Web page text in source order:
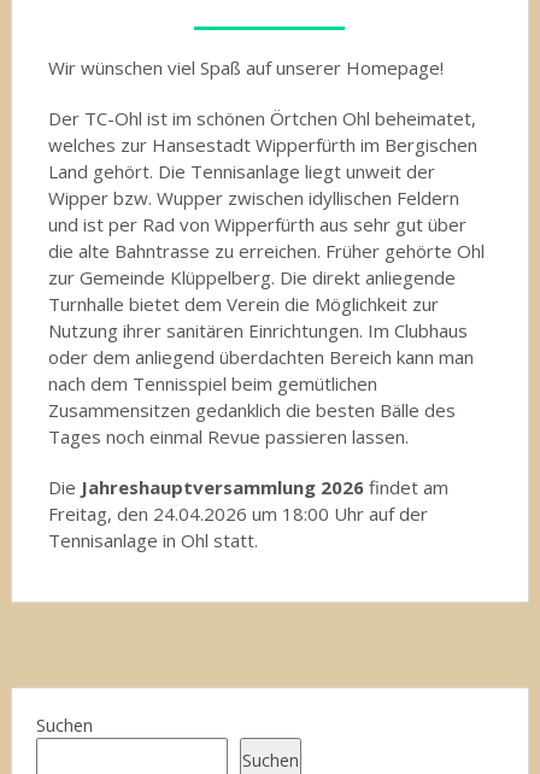
Wir wünschen viel Spaß auf unserer Homepage!
Der TC-Ohl ist im schönen Örtchen Ohl beheimatet,
welches zur Hansestadt Wipperfürth im Bergischen
Land gehört. Die Tennisanlage liegt unweit der
Wipper bzw. Wupper zwischen idyllischen Feldern
und ist per Rad von Wipperfürth aus sehr gut über
die alte Bahntrasse zu erreichen. Früher gehörte Ohl
zur Gemeinde Klüppelberg. Die direkt anliegende
Turnhalle bietet dem Verein die Möglichkeit zur
Nutzung ihrer sanitären Einrichtungen. Im Clubhaus
oder dem anliegend überdachten Bereich kann man
nach dem Tennisspiel beim gemütlichen
Zusammensitzen gedanklich die besten Bälle des
Tages noch einmal Revue passieren lassen.
Die Jahreshauptversammlung 2026 findet am
Freitag, den 24.04.2026 um 18:00 Uhr auf der
Tennisanlage in Ohl statt.
Suchen
Suchen